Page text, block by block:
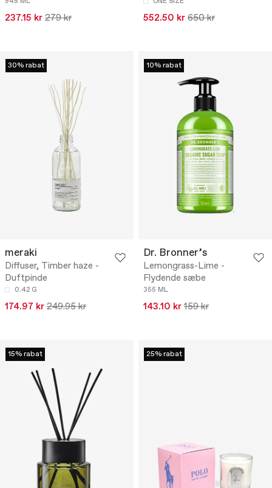
237.15 kr 279 kr 552.50 kr 650 kr
30% rabat
meraki
Diffuser, Timber haze -
Duftpinde
0.42 G
174.97 kr 249.95 kr
10% rabat
Dr. Bronner’s
Lemongrass-Lime -
Flydende sæbe
355 ML
143.10 kr 159 kr
15% rabat 25% rabat